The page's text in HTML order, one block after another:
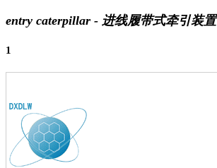
entry caterpillar - 进线履带式牵引装置
1